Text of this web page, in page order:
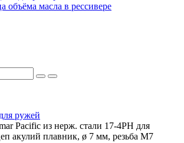
объёма масла в рессивере
ружей
Pacific из нерж. стали 17-4PH для
акулий плавник, ø 7 мм, резьба М7